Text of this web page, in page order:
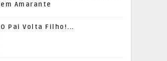
em Amarante
O Pai Volta Filho!...